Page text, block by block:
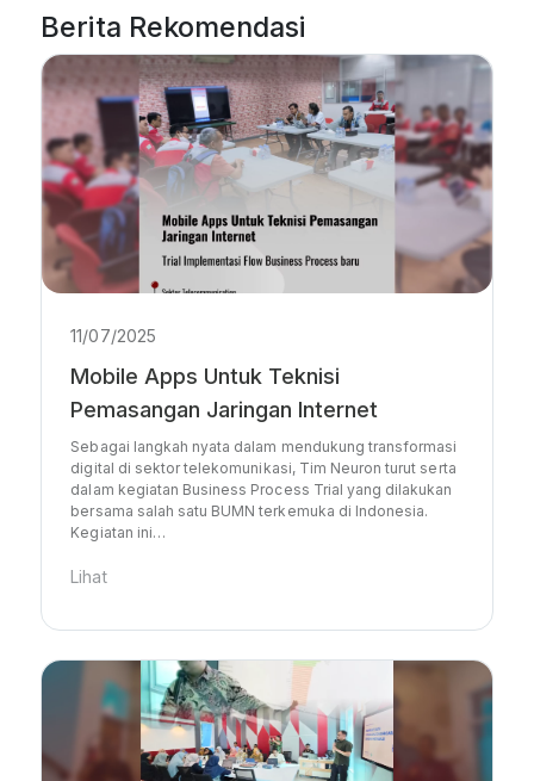
Berita Rekomendasi
11/07/2025
Mobile Apps Untuk Teknisi
Pemasangan Jaringan Internet
Sebagai langkah nyata dalam mendukung transformasi
digital di sektor telekomunikasi, Tim Neuron turut serta
dalam kegiatan Business Process Trial yang dilakukan
bersama salah satu BUMN terkemuka di Indonesia.
Kegiatan ini…
Lihat